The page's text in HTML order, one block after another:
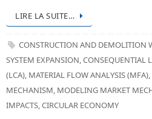
LIRE LA SUITE…
CONSTRUCTION AND DEMOLITION
SYSTEM EXPANSION,CONSEQUENTIAL
(LCA), MATERIAL FLOW ANALYSIS (MFA),
MECHANISM, MODELING MARKET
IMPACTS,CIRCULAR ECONOMY